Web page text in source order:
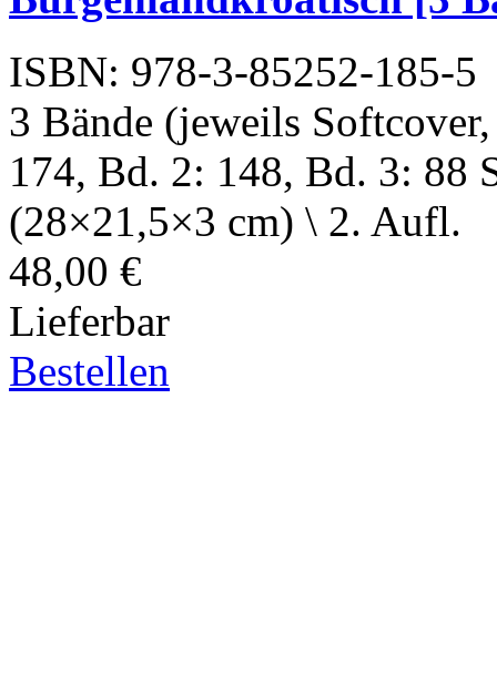
ISBN: 978-3-85252-185-5
3 Bände (jeweils
174, Bd. 2: 148, Bd. 3: 88
(28×21,5×3 cm) \ 2. Aufl.
48,00 €
Lieferbar
Bestellen